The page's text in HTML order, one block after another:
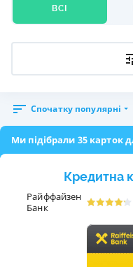
ВСІ
Спочатку популярні
Ми підібрали 35 карток
Кредитна
Райффайзен
Банк